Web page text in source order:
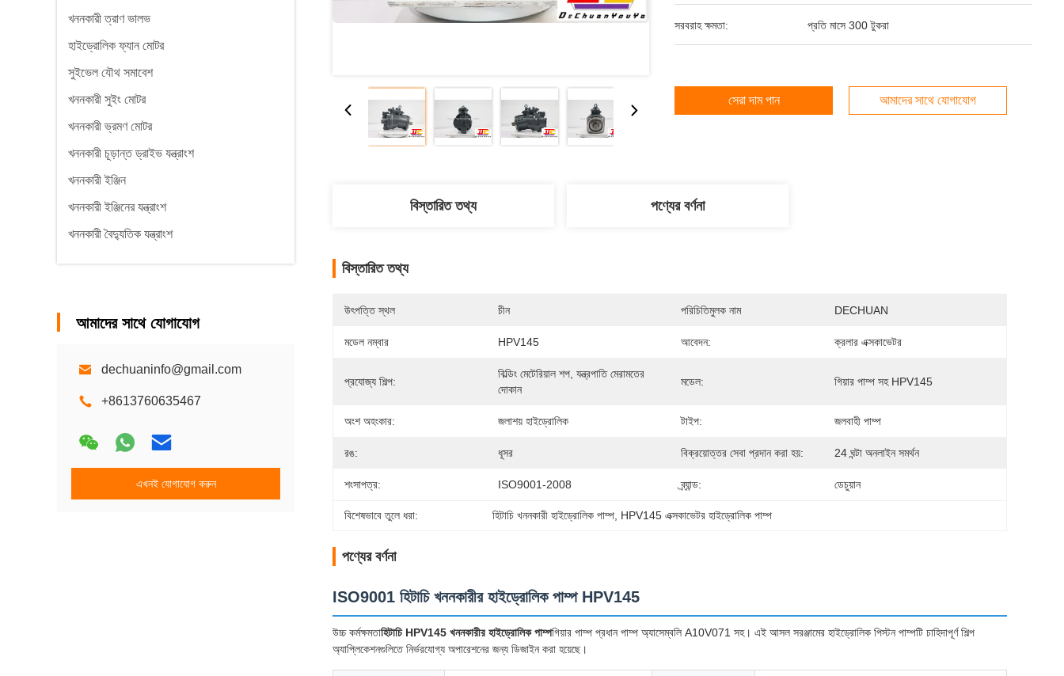
খননকারী ত্রাণ ভালভ
হাইড্রোলিক ফ্যান মোটর
সুইভেল যৌথ সমাবেশ
খননকারী সুইং মোটর
খননকারী ভ্রমণ মোটর
খননকারী চূড়ান্ত ড্রাইভ যন্ত্রাংশ
খননকারী ইঞ্জিন
খননকারী ইঞ্জিনের যন্ত্রাংশ
খননকারী বৈদ্যুতিক যন্ত্রাংশ
আমাদের সাথে যোগাযোগ
dechuaninfo@gmail.com
+8613760635467
এখনই যোগাযোগ করুন
সরবরাহ ক্ষমতা: প্রতি মাসে 300 টুকরা
সেরা দাম পান আমাদের সাথে যোগাযোগ
বিস্তারিত তথ্য পণ্যের বর্ণনা
বিস্তারিত তথ্য
উৎপত্তি স্থল চীন পরিচিতিমুলক নাম DECHUAN
মডেল নম্বার HPV145 আবেদন: ক্রলার এক্সকাভেটর
প্রযোজ্য শিল্প:
বিল্ডিং মেটেরিয়াল শপ, যন্ত্রপাতি মেরামতের
দোকান
মডেল: গিয়ার পাম্প সহ HPV145
অংশ অহংকার: জলাশয় হাইড্রোলিক টাইপ: জলবাহী পাম্প
রঙ: ধূসর বিক্রয়োত্তর সেবা প্রদান করা হয়: 24 ঘন্টা অনলাইন সমর্থন
শংসাপত্র: ISO9001-2008 ব্র্যান্ড: ডেচুয়ান
বিশেষভাবে তুলে ধরা: হিটাচি খননকারী হাইড্রোলিক পাম্প HPV145 এক্সকাভেটর হাইড্রোলিক পাম্প
পণ্যের বর্ণনা
ISO9001 হিটাচি খননকারীর হাইড্রোলিক পাম্প HPV145
উচ্চ কর্মক্ষমতাহিটাচি HPV145 খননকারীর হাইড্রোলিক পাম্পগিয়ার পাম্প প্রধান পাম্প অ্যাসেম্বলি A10V071 সহ। এই আসল সরঞ্জামের হাইড্রোলিক পিস্টন পাম্পটি চাহিদাপূর্ণ শিল্প
অ্যাপ্লিকেশনগুলিতে নির্ভরযোগ্য অপারেশনের জন্য ডিজাইন করা হয়েছে।